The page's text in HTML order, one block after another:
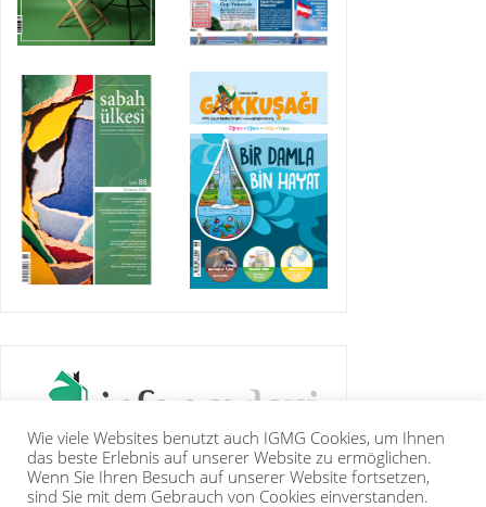
Wie viele Websites benutzt auch IGMG Cookies, um Ihnen
das beste Erlebnis auf unserer Website zu ermöglichen.
Wenn Sie Ihren Besuch auf unserer Website fortsetzen,
sind Sie mit dem Gebrauch von Cookies einverstanden.